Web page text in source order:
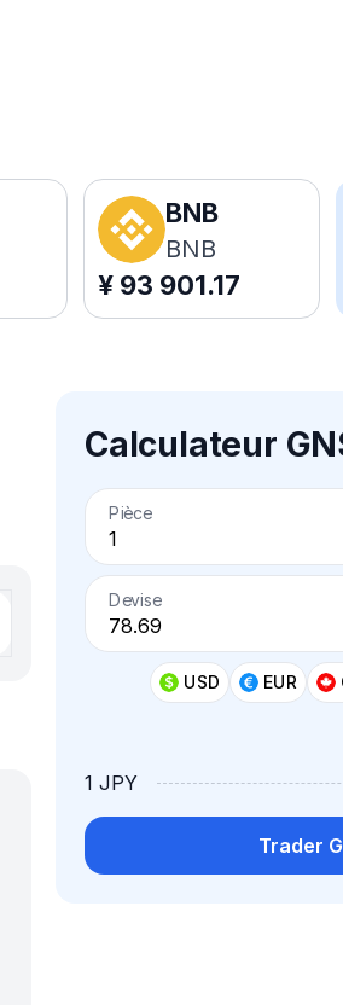
BNB
BNB
¥ 93 901.17
Calculateur
Pièce
Devise
USD EUR
1 JPY
Trader